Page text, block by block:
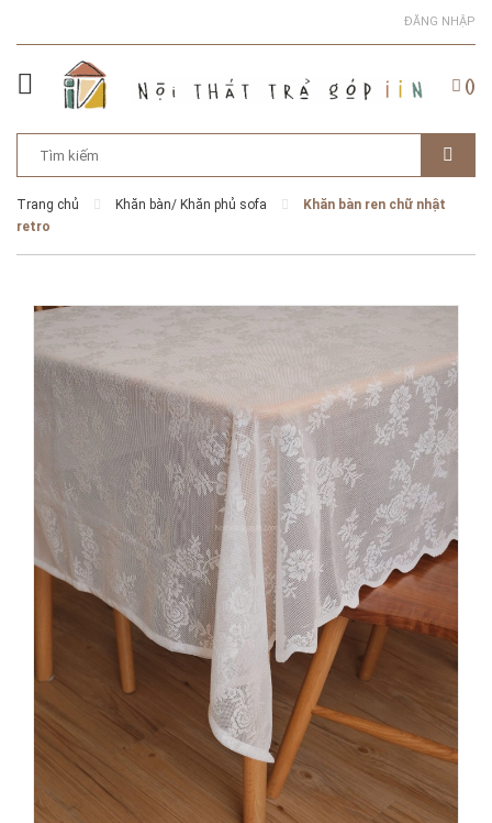
ĐĂNG NHẬP
()
Trang chủ Khăn bàn/ Khăn phủ sofa
Khăn bàn ren chữ nhật
retro